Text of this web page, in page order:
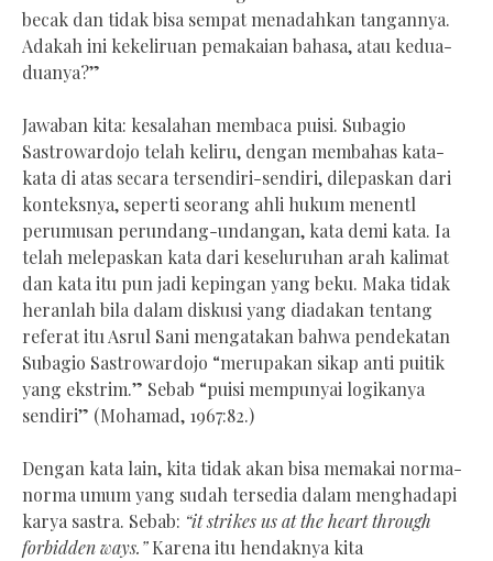
becak dan tidak bisa sempat menadahkan tangannya.
Adakah ini kekeliruan pemakaian bahasa, atau kedua-
duanya?”
Jawaban kita: kesalahan membaca puisi. Subagio
Sastrowardojo telah keliru, dengan membahas kata-
kata di atas secara tersendiri-sendiri, dilepaskan dari
konteksnya, seperti seorang ahli hukum menentl
perumusan perundang-undangan, kata demi kata. Ia
telah melepaskan kata dari keseluruhan arah kalimat
dan kata itu pun jadi kepingan yang beku. Maka tidak
heranlah bila dalam diskusi yang diadakan tentang
referat itu Asrul Sani mengatakan bahwa pendekatan
Subagio Sastrowardojo “merupakan sikap anti puitik
yang ekstrim.” Sebab “puisi mempunyai logikanya
sendiri” (Mohamad, 1967:82.)
Dengan kata lain, kita tidak akan bisa memakai norma-
norma umum yang sudah tersedia dalam menghadapi
karya sastra. Sebab: “it strikes us at the heart through
forbidden ways.”Karena itu hendaknya kita